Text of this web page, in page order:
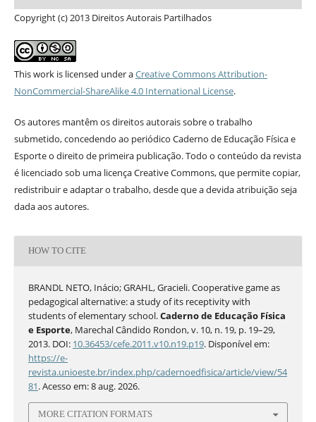
Copyright (c) 2013 Direitos Autorais Partilhados
This work is licensed under aCreative Commons Attribution-
NonCommercial-ShareAlike 4.0 International License.
Os autores mantêm os direitos autorais sobre o trabalho
submetido, concedendo ao periódico Caderno de Educação Física e
Esporte o direito de primeira publicação. Todo o conteúdo da revista
é licenciado sob uma licença Creative Commons, que permite copiar,
redistribuir e adaptar o trabalho, desde que a devida atribuição seja
dada aos autores.
HOW TO CITE
BRANDL NETO, Inácio; GRAHL, Gracieli. Cooperative game as
pedagogical alternative: a study of its receptivity with
students of elementary school.Caderno de Educação Física
e Esporte, Marechal Cândido Rondon, v. 10, n. 19, p. 19–29,
2013. DOI: 10.36453/cefe.2011.v10.n19.p19. Disponível em:
https://e-
revista.unioeste.br/index.php/cadernoedfisica/article/view/54
81. Acesso em: 8 aug. 2026.
MORE CITATION FORMATS